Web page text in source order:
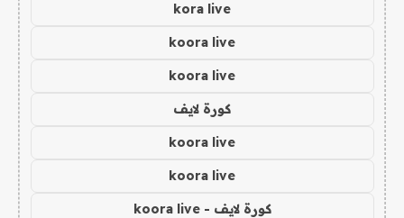
kora live
koora live
koora live
كورة لايف
koora live
koora live
كورة لايف - koora live